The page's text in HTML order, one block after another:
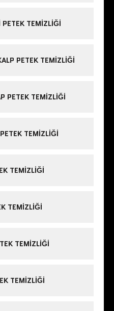
PETEK TEMIZLIĞI
PETEK TEMIZLIĞI
PETEK TEMIZLIĞI
TEMIZLIĞI
TEMIZLIĞI
TEMIZLIĞI
TEMIZLIĞI
TEMIZLIĞI